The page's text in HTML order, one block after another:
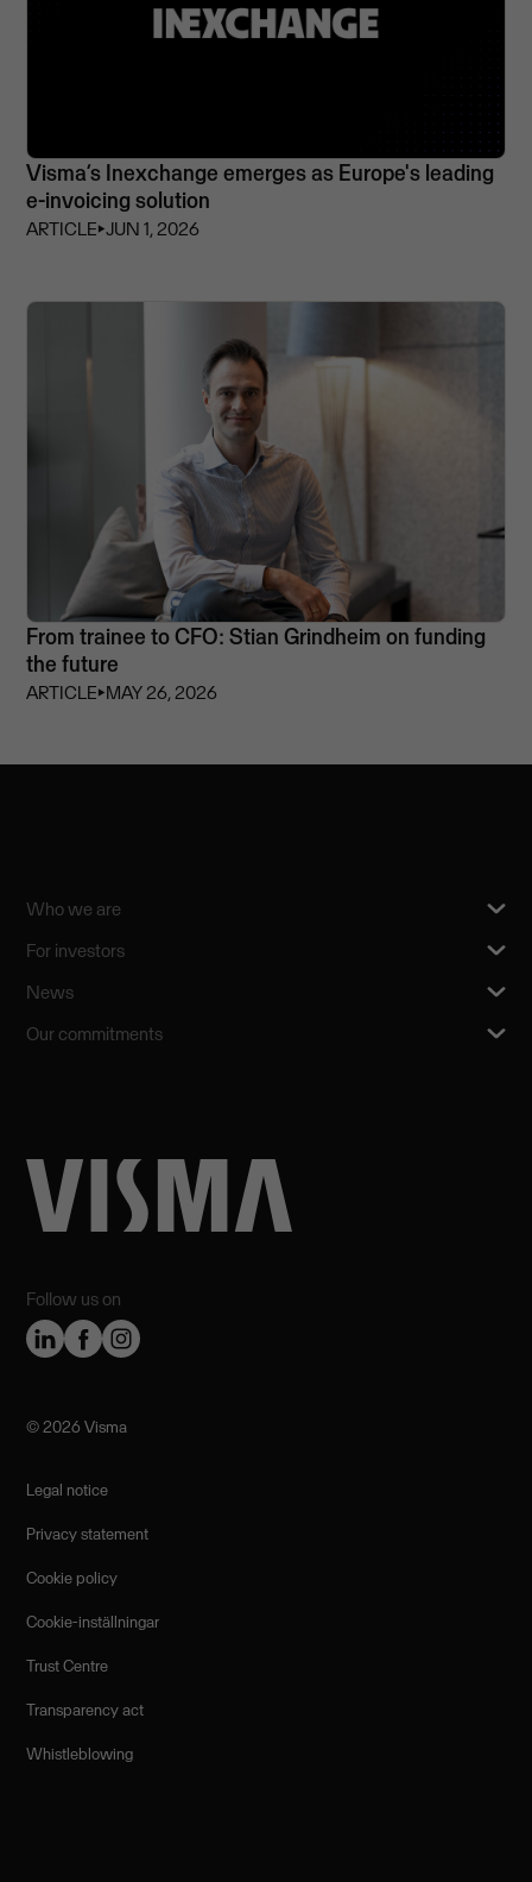
Visma’s Inexchange emerges as Europe's leading
e-invoicing solution
ARTICLE⏵JUN 1, 2026
From trainee to CFO: Stian Grindheim on funding
the future
ARTICLE⏵MAY 26, 2026
Follow us on
Who we are
For investors
News
Our commitments
©️ 2026 Visma
Legal notice
Privacy statement
Cookie policy
Cookie-inställningar
Trust Centre
Transparency act
Whistleblowing